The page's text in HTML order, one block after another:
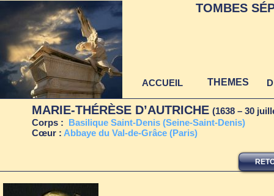
MARIE-THÉRÈSE D’AUTRICHE (1638 – 30
Corps : Basilique Saint-Denis (Seine-Saint-Denis)
Cœur : Abbaye du Val-de-Grâce (Paris)
TOMBES
ACCUEIL THEMES